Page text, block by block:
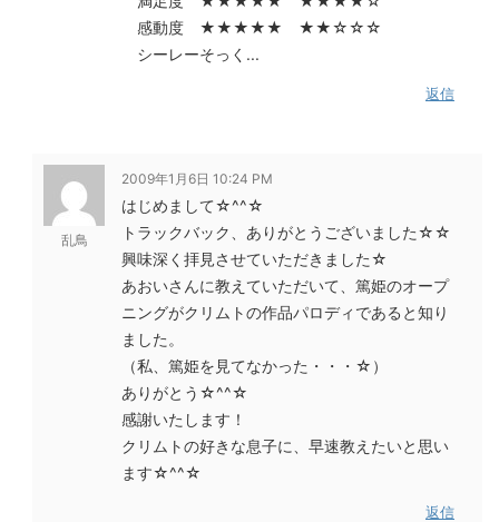
感動度 ★★★★★ ★★☆☆☆
シーレーそっく...
返信
乱鳥
2009年1月6日 10:24 PM
はじめまして☆^^☆
トラックバック、ありがとうございました☆☆
興味深く拝見させていただきました☆
あおいさんに教えていただいて、篤姫のオープ
ニングがクリムトの作品パロディであると知り
ました。
（私、篤姫を見てなかった・・・☆）
ありがとう☆^^☆
感謝いたします！
クリムトの好きな息子に、早速教えたいと思い
ます☆^^☆
返信